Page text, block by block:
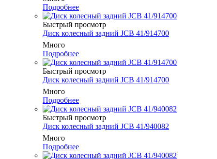
Подробнее
Быстрый просмотр
Диск колесный задний JCB 41/914700
Много
Подробнее
Быстрый просмотр
Диск колесный задний JCB 41/914700
Много
Подробнее
Быстрый просмотр
Диск колесный задний JCB 41/940082
Много
Подробнее